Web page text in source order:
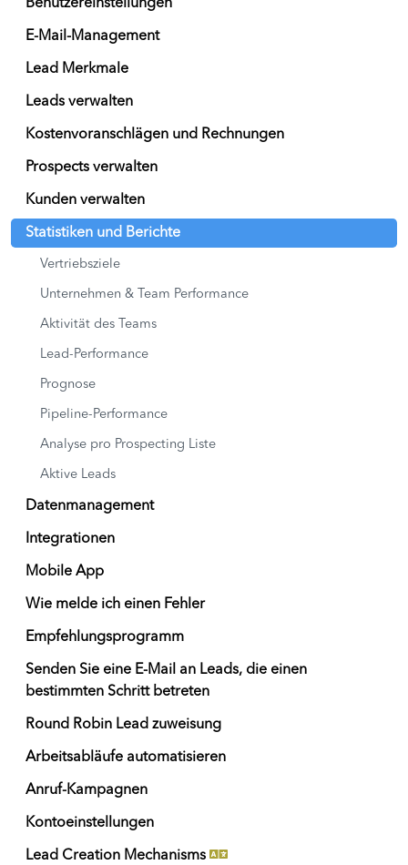
Benutzereinstellungen
E-Mail-Management
Lead Merkmale
Leads verwalten
Kostenvoranschlägen und Rechnungen
Prospects verwalten
Kunden verwalten
Statistiken und Berichte
Vertriebsziele
Unternehmen & Team Performance
Aktivität des Teams
Lead-Performance
Prognose
Pipeline-Performance
Analyse pro Prospecting Liste
Aktive Leads
Datenmanagement
Integrationen
Mobile App
Wie melde ich einen Fehler
Empfehlungsprogramm
Senden Sie eine E-Mail an Leads, die einen
bestimmten Schritt betreten
Round Robin Lead zuweisung
Arbeitsabläufe automatisieren
Anruf-Kampagnen
Kontoeinstellungen
Lead Creation Mechanisms